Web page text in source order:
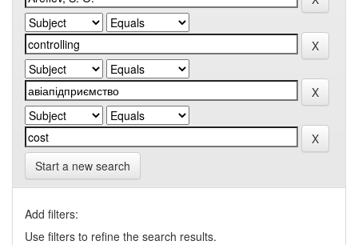
Start a new search
Add filters:
Use filters to refine the search results.